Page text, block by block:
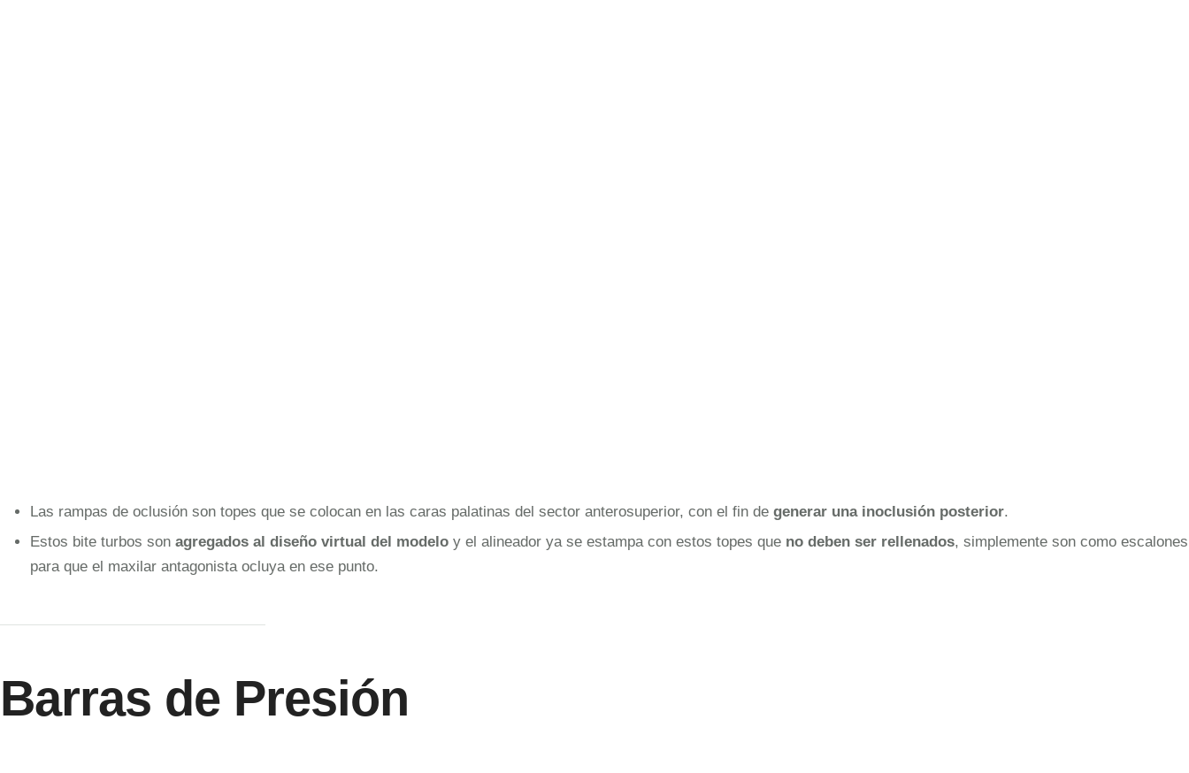
Las rampas de oclusión son topes que se colocan en las caras palatinas del sector anterosuperior, con el fin de generar una inoclusión posterior.
Estos bite turbos son agregados al diseño virtual del modelo y el alineador ya se estampa con estos topes que no deben ser rellenados, simplemente son como escalones
para que el maxilar antagonista ocluya en ese punto.
Barras de Presión